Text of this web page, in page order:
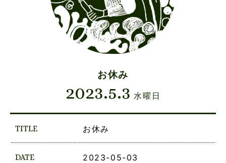
お休み
2023.5.3 水曜日
TITLE お休み
DATE 2023-05-03